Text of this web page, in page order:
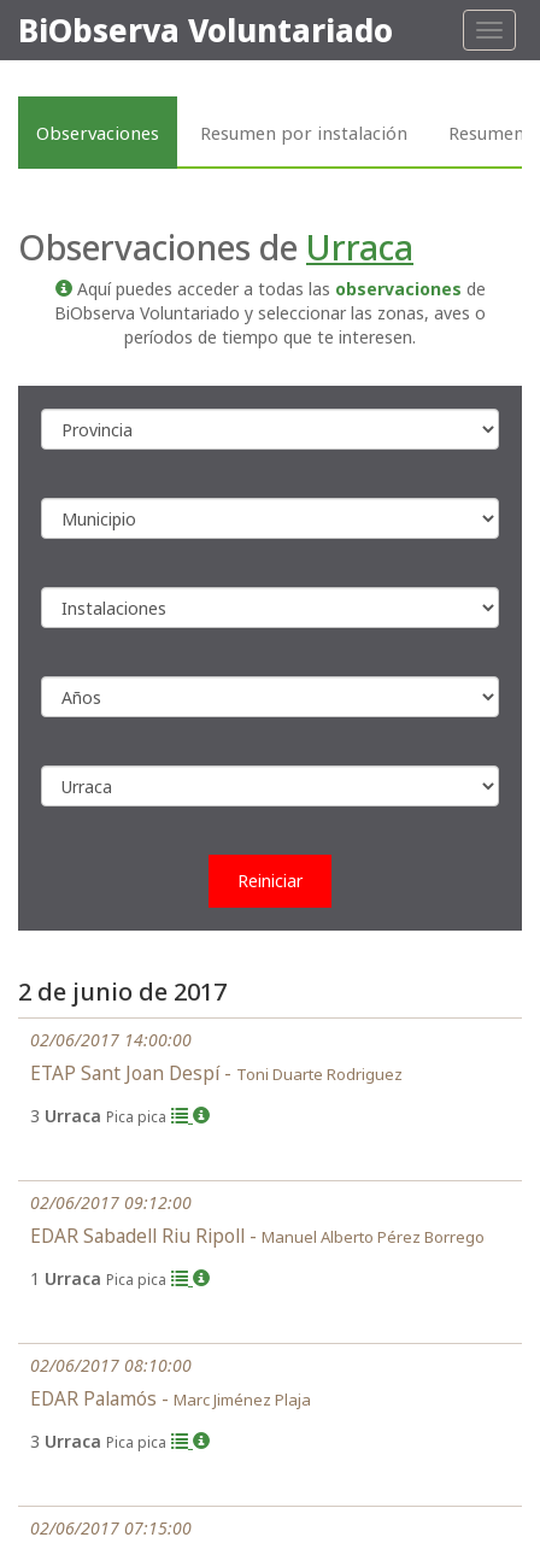
Toggle
BiObserva Voluntariado
Observaciones Resumen por instalación Resumen
Observaciones de Urraca
Aquí puedes acceder a todas las observaciones de
BiObserva Voluntariado y seleccionar las zonas, aves o
períodos de tiempo que te interesen.
Reiniciar
2 de junio de 2017
02/06/2017 14:00:00
ETAP Sant Joan Despí - Toni Duarte Rodriguez
3 Urraca Pica pica
02/06/2017 09:12:00
EDAR Sabadell Riu Ripoll - Manuel Alberto Pérez Borrego
1 Urraca Pica pica
02/06/2017 08:10:00
EDAR Palamós - Marc Jiménez Plaja
3 Urraca Pica pica
02/06/2017 07:15:00